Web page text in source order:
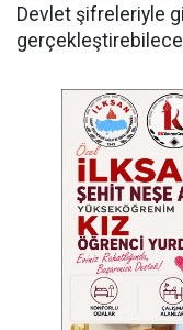
Devlet şifreleriyle